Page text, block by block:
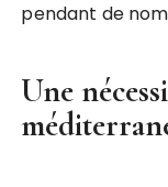
pendant de
Une